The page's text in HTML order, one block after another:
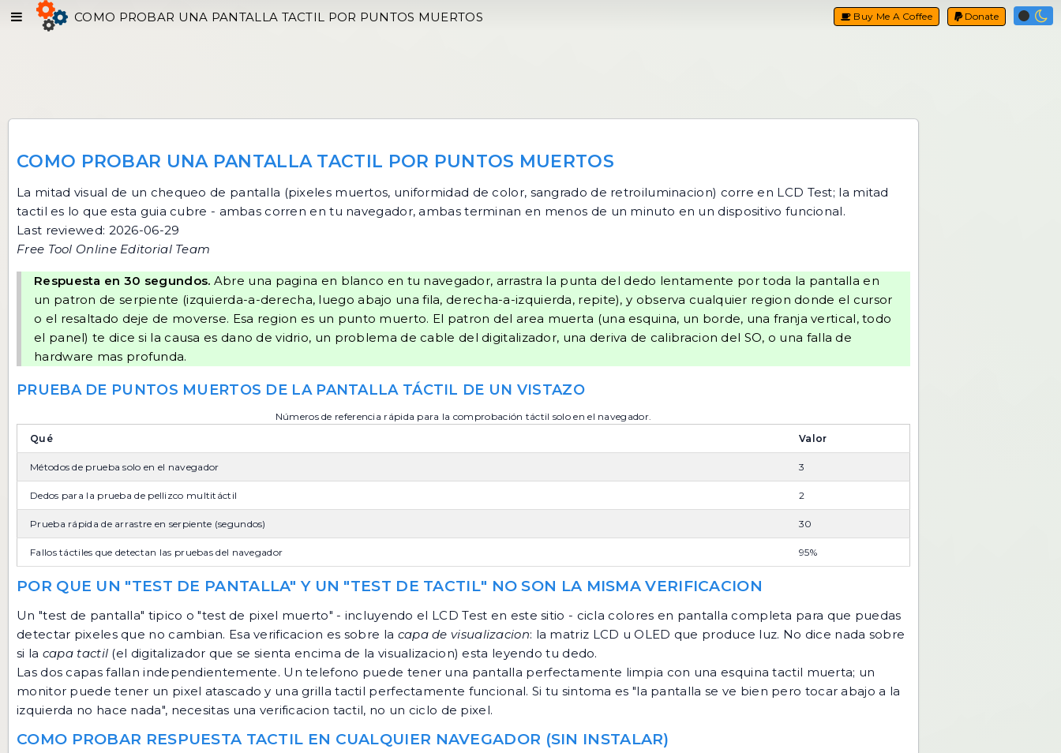
Donate
Buy Me A Coffee
COMO PROBAR UNA PANTALLA TACTIL POR PUNTOS MUERTOS
COMO PROBAR UNA PANTALLA TACTIL POR PUNTOS MUERTOS
La mitad visual de un chequeo de pantalla (pixeles muertos, uniformidad de color, sangrado de retroiluminacion) corre en LCD Test; la mitad
tactil es lo que esta guia cubre - ambas corren en tu navegador, ambas terminan en menos de un minuto en un dispositivo funcional.
Last reviewed: 2026-06-29
Free Tool Online Editorial Team
Respuesta en 30 segundos. Abre una pagina en blanco en tu navegador, arrastra la punta del dedo lentamente por toda la pantalla en
un patron de serpiente (izquierda-a-derecha, luego abajo una fila, derecha-a-izquierda, repite), y observa cualquier region donde el cursor
o el resaltado deje de moverse. Esa region es un punto muerto. El patron del area muerta (una esquina, un borde, una franja vertical, todo
el panel) te dice si la causa es dano de vidrio, un problema de cable del digitalizador, una deriva de calibracion del SO, o una falla de
hardware mas profunda.
PRUEBA DE PUNTOS MUERTOS DE LA PANTALLA TÁCTIL DE UN VISTAZO
Números de referencia rápida para la comprobación táctil solo en el navegador.
Qué
Valor
Métodos de prueba solo en el navegador 3
Dedos para la prueba de pellizco multitáctil 2
Prueba rápida de arrastre en serpiente (segundos) 30
Fallos táctiles que detectan las pruebas del navegador 95%
POR QUE UN "TEST DE PANTALLA" Y UN "TEST DE TACTIL" NO SON LA MISMA VERIFICACION
Un "test de pantalla" tipico o "test de pixel muerto" - incluyendo el LCD Test en este sitio - cicla colores en pantalla completa para que puedas
detectar pixeles que no cambian. Esa verificacion es sobre la capa de visualizacion: la matriz LCD u OLED que produce luz. No dice nada sobre
si la capa tactil (el digitalizador que se sienta encima de la visualizacion) esta leyendo tu dedo.
Las dos capas fallan independientemente. Un telefono puede tener una pantalla perfectamente limpia con una esquina tactil muerta; un
monitor puede tener un pixel atascado y una grilla tactil perfectamente funcional. Si tu sintoma es "la pantalla se ve bien pero tocar abajo a la
izquierda no hace nada", necesitas una verificacion tactil, no un ciclo de pixel.
COMO PROBAR RESPUESTA TACTIL EN CUALQUIER NAVEGADOR (SIN INSTALAR)